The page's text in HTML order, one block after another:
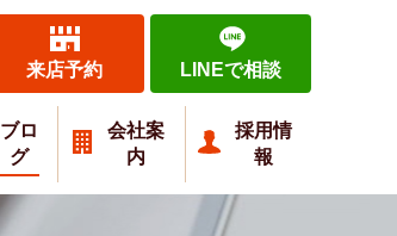
来店予約 LINEで相談
ブロ
グ
会社案
内
採用情
報